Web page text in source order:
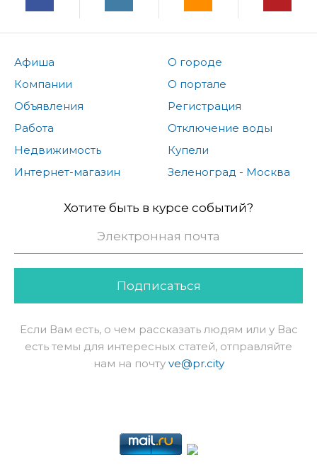
Афиша
Компании
Объявления
Работа
Недвижимость
Интернет-магазин
О городе
О портале
Регистрация
Отключение воды
Купели
Зеленоград - Москва
Хотите быть в курсе событий?
Подписаться
Если Вам есть, о чем рассказать людям или у Вас
есть темы для интересных статей, отправляйте
нам на почту ve@pr.city